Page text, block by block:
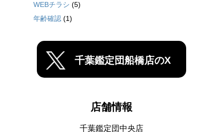
WEBチラシ (5)
年齢確認 (1)
千葉鑑定団船橋店のX
店舗情報
千葉鑑定団中央店